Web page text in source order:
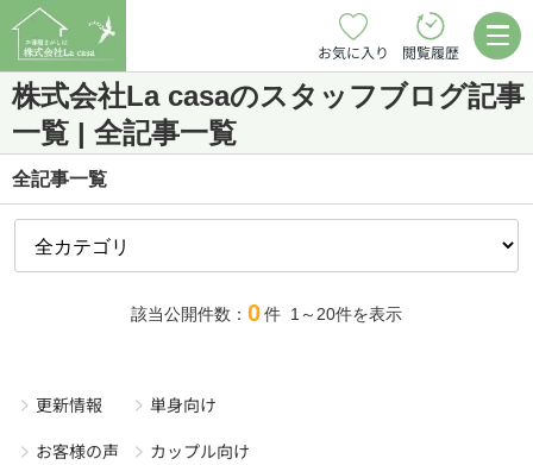
お気に入り 閲覧履歴
株式会社La casaのスタッフブログ記事
一覧 | 全記事一覧
全記事一覧
該当公開件数： 0件 1～20件を表示
更新情報
お客様の声
単身向け
カップル向け